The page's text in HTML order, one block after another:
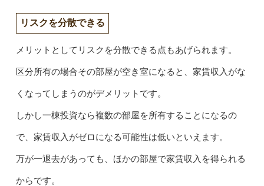
リスクを分散できる
メリットとしてリスクを分散できる点もあげられます。
区分所有の場合その部屋が空き室になると、家賃収入がな
くなってしまうのがデメリットです。
しかし一棟投資なら複数の部屋を所有することになるの
で、家賃収入がゼロになる可能性は低いといえます。
万が一退去があっても、ほかの部屋で家賃収入を得られる
からです。